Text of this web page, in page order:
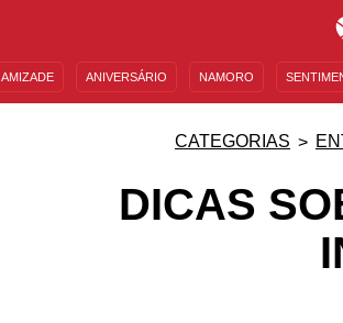
AMIZADE ANIVERSÁRIO NAMORO
CATEGORIAS
DICAS